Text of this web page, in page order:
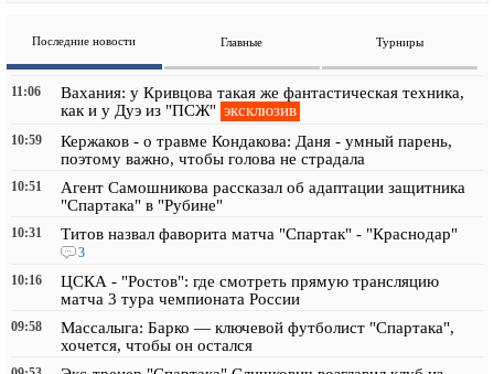
Последние новости Главные Турниры
11:06
Вахания: у Кривцова такая же фантастическая техника,
как и у Дуэ из "ПСЖ" эксклюзив
10:59
Кержаков - о травме Кондакова: Даня - умный парень,
поэтому важно, чтобы голова не страдала
10:51
Агент Самошникова рассказал об адаптации защитника
"Спартака" в "Рубине"
10:31 Титов назвал фаворита матча "Спартак" - "Краснодар"
3
10:16
ЦСКА - "Ростов": где смотреть прямую трансляцию
матча 3 тура чемпионата России
09:58
Массалыга: Барко — ключевой футболист "Спартака",
хочется, чтобы он остался